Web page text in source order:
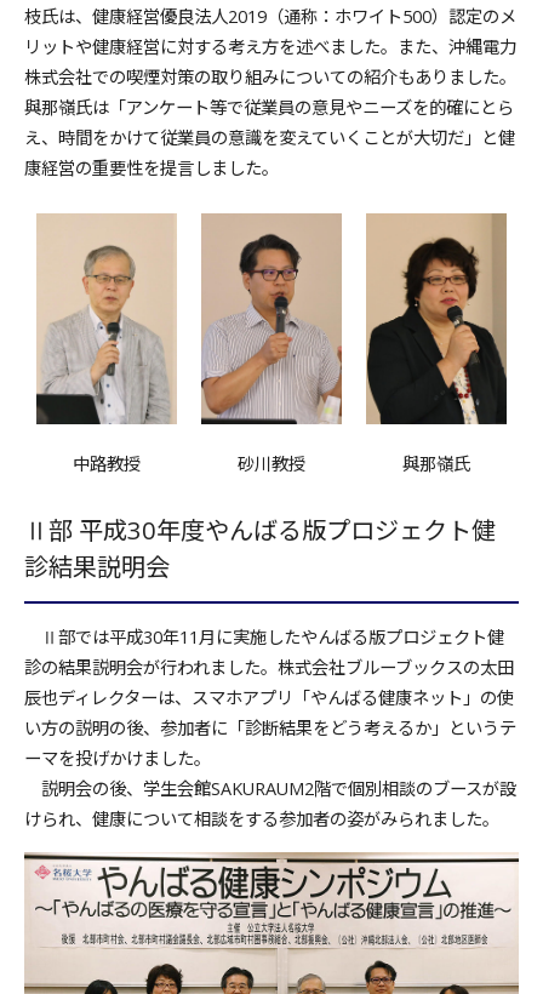
枝氏は、健康経営優良法人2019（通称：ホワイト500）認定のメ
リットや健康経営に対する考え方を述べました。また、沖縄電力
株式会社での喫煙対策の取り組みについての紹介もありました。
與那嶺氏は「アンケート等で従業員の意見やニーズを的確にとら
え、時間をかけて従業員の意識を変えていくことが大切だ」と健
康経営の重要性を提言しました。
中路教授 砂川教授 與那嶺氏
Ⅱ部 平成30年度やんばる版プロジェクト健
診結果説明会
Ⅱ部では平成30年11月に実施したやんばる版プロジェクト健
診の結果説明会が行われました。株式会社ブルーブックスの太田
辰也ディレクターは、スマホアプリ「やんばる健康ネット」の使
い方の説明の後、参加者に「診断結果をどう考えるか」というテ
ーマを投げかけました。
説明会の後、学生会館SAKURAUM2階で個別相談のブースが設
けられ、健康について相談をする参加者の姿がみられました。